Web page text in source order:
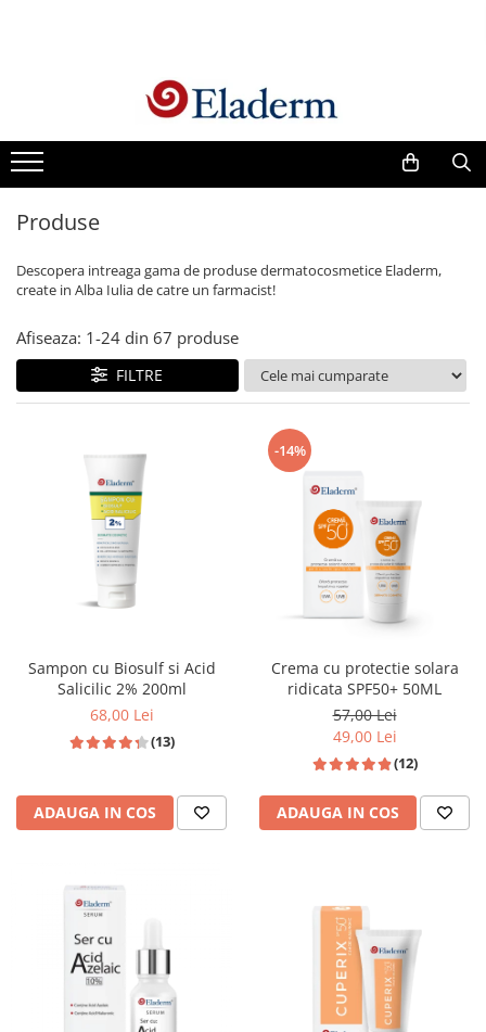
Vezi toate produsele
Creme cu protectie solara
Produse Antirid
Produse Hidratante
Antirozacee
Produse Antiacnee
Creme contur ochi
Seruri
Lotiuni tonice
Produse pentru curatare
Creme Emoliente
Produse pentru pete pigmentare
Pachete
Produse
Descopera intreaga gama de produse dermatocosmetice Eladerm,
create in Alba Iulia de catre un farmacist!
Afiseaza: 1-24 din 67 produse
FILTRE
Sampon cu Biosulf si Acid
Salicilic 2% 200ml
68,00 Lei
(13)
ADAUGA IN COS
-14%
Crema cu protectie solara
ridicata SPF50+ 50ML
57,00 Lei
49,00 Lei
(12)
ADAUGA IN COS